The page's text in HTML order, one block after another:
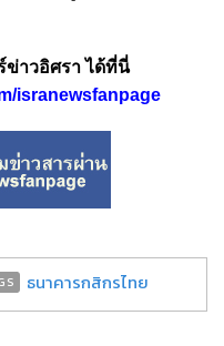
าวอิศรา ได้ที่นี่
isranewsfanpage
ธนาคารกสิกรไทย